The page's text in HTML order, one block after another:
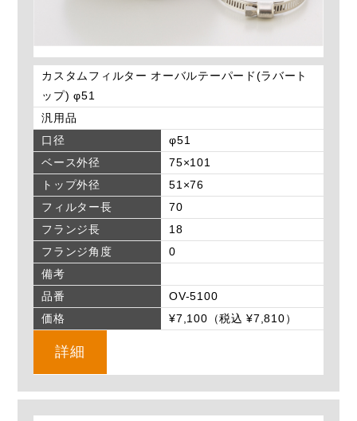
カスタムフィルター オーバルテーパード(ラバート
ップ) φ51
汎用品
口径
φ51
ベース外径
75×101
トップ外径
51×76
フィルター長
70
フランジ長
18
フランジ角度
0
備考
品番
OV-5100
価格
¥7,100（税込 ¥7,810）
詳細